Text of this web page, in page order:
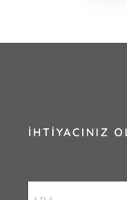
İHTIYACINIZ